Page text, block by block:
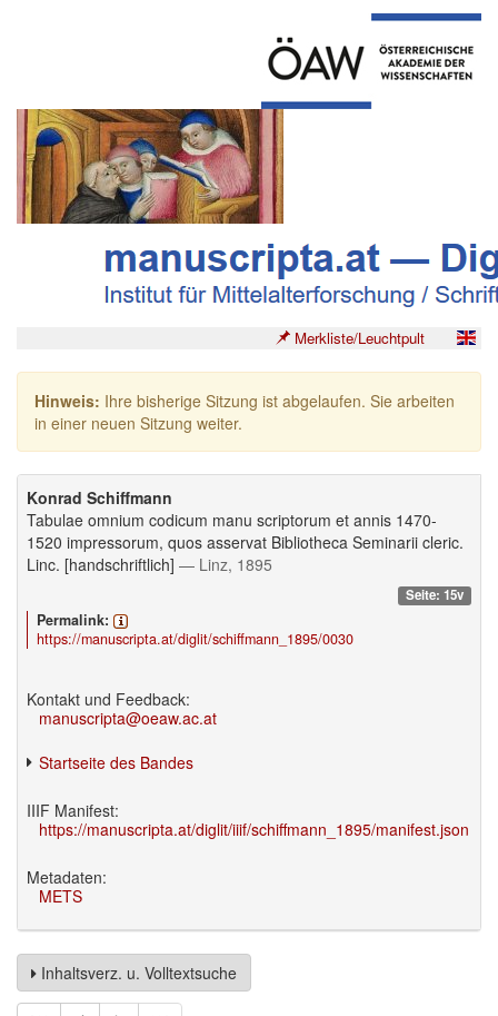
Merkliste/Leuchtpult
Hinweis: Ihre bisherige Sitzung ist abgelaufen. Sie arbeiten
in einer neuen Sitzung weiter.
Konrad Schiffmann
Tabulae omnium codicum manu scriptorum et annis 1470-
1520 impressorum, quos asservat Bibliotheca Seminarii cleric.
Linc. [handschriftlich] — Linz, 1895
Seite: 15v
Permalink:
https://manuscripta.at/diglit/schiffmann_1895/0030
Kontakt und Feedback:
manuscripta@oeaw.ac.at
Startseite des Bandes
IIIF Manifest:
https://manuscripta.at/diglit/iiif/schiffmann_1895/manifest.json
Metadaten:
METS
Inhaltsverz. u. Volltextsuche